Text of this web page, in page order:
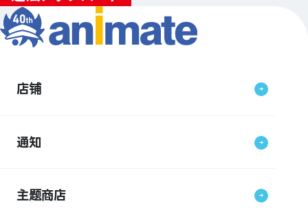
店铺
通知
主题商店